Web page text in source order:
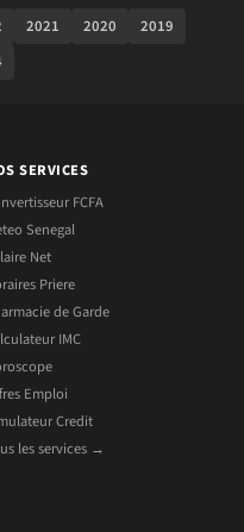
2021 2020
2019
SERVICES
FCFA
Senegal
Net
Priere
de Garde
IMC
Emploi
Credit
les services →